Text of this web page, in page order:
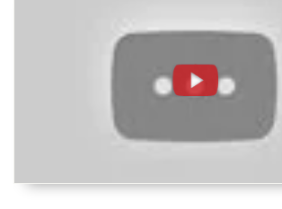
Corporales:
REAFIRMANTE
CORPORAL
Fisioclinics